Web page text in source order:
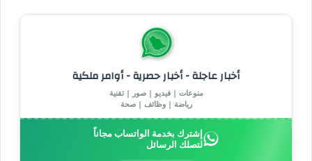
أخبار عاجلة - أخبار حصرية - أوامر ملكية
منوعات | فيديو | صور | تقنية
رياضة | وظائف | صحة
إشترك بخدمة الواتساب مجاناً
لتصلك الرسائل